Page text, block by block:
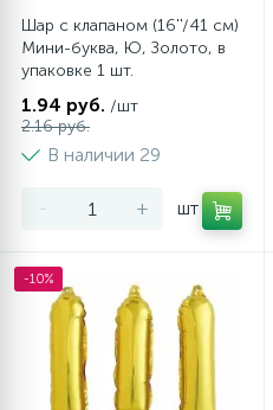
Шары для фотозоны
Аэродизайн
Разное
Любимые герои
Полироль для шаров
Мыльные пузыри,
Светодиодные
Открытки
Шар с клапаном (16''/41 см)
Мини-буква, Ю, Золото, в
упаковке 1 шт.
1.94 руб. /шт
2.16 руб.
В наличии 29
- + шт
-10%